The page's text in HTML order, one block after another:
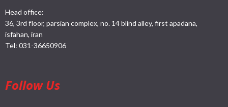
Head office:
36, 3rd floor, parsian complex, no. 14 blind alley, first apadana,
isfahan, iran
Tel: 031-36650906
Follow Us